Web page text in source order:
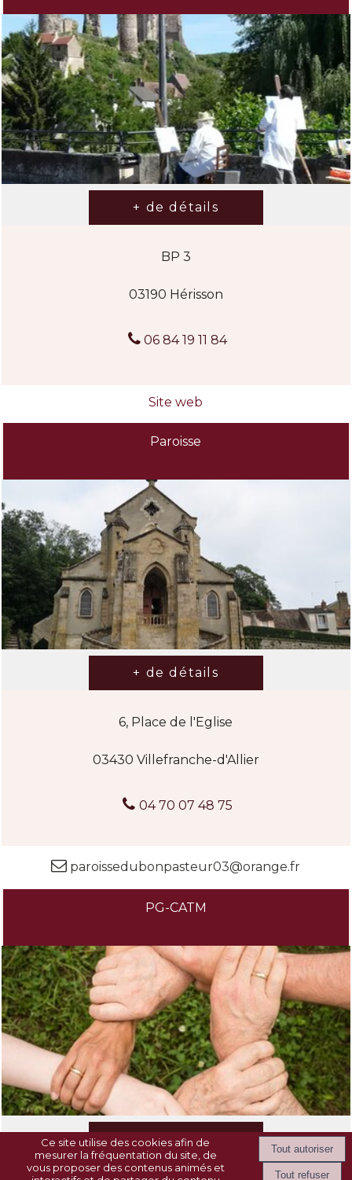
BP 3
03190 Hérisson
06 84 19 11 84
Paroisse
6, Place de l'Eglise
03430 Villefranche-d'Allier
04 70 07 48 75
paroissedubonpasteur03@orange.fr
PG-CATM
Ce site utilise des cookies afin de
mesurer la fréquentation du site, de
vous proposer des contenus animés et